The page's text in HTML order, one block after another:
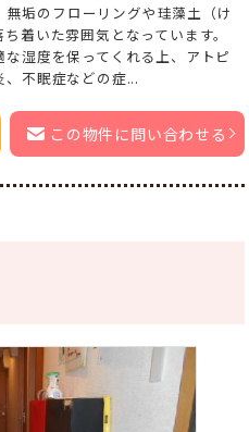
垢のフローリングや珪藻土（け
着いた雰囲気となっています。
湿度を保ってくれる上、アトピ
不眠症などの症...
この物件に問い合わせる